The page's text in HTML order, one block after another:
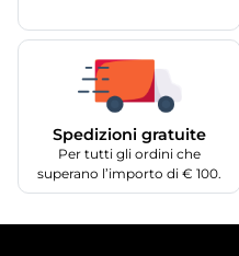
Spedizioni gratuite
Per tutti gli ordini che
superano l’importo di € 100.